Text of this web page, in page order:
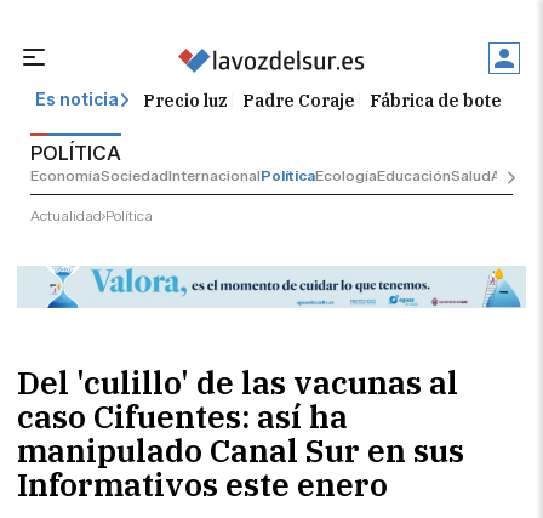
Es noticia Precio luz Padre Coraje Fábrica de botellas
POLÍTICA
EconomíaSociedadInternacionalPolíticaEcologíaEducaciónSalud
Actualidad Política
Del 'culillo' de las vacunas al
caso Cifuentes: así ha
manipulado Canal Sur en sus
Informativos este enero